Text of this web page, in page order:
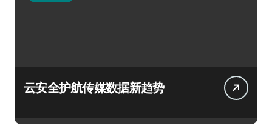
云安全护航传媒数据新趋势